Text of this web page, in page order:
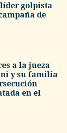
golpista
de
a la jueza
y su familia
en el